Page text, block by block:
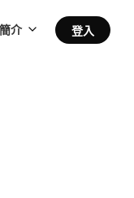
介 登入